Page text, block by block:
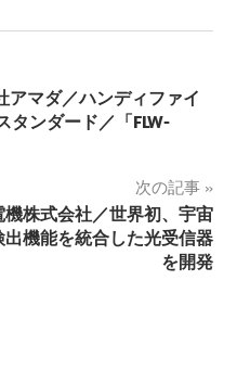
アマダ／ハンディファイ
タンダード／「FLW-
次の記事
機株式会社／世界初、宇宙
機能を統合した光受信器
を開発